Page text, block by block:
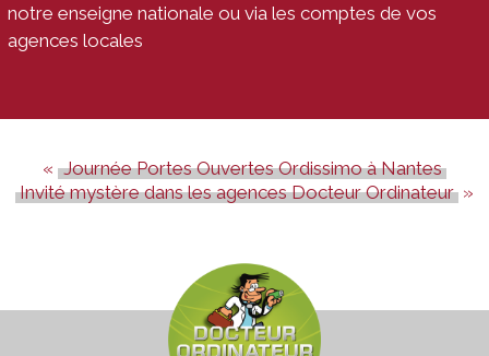
notre enseigne nationale ou via les comptes de vos
agences locales
Journée Portes Ouvertes Ordissimo à Nantes
Invité mystère dans les agences Docteur Ordinateur